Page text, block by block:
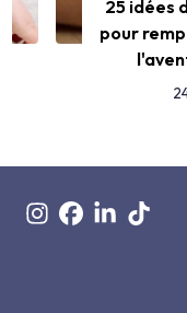
25 idées
pour